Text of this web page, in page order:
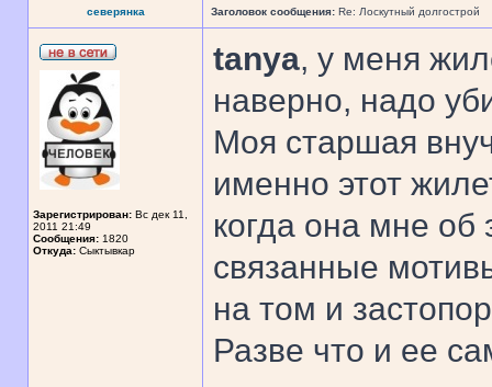
северянка Заголовок сообщения: Re: Лоскутный долгострой
Зарегистрирован: Вс дек 11,
2011 21:49
Сообщения: 1820
Откуда: Сыктывкар
tanya, у меня
наверно, надо
Моя старшая
именно этот
когда она мне об
связанные
на том и
Разве что и ее